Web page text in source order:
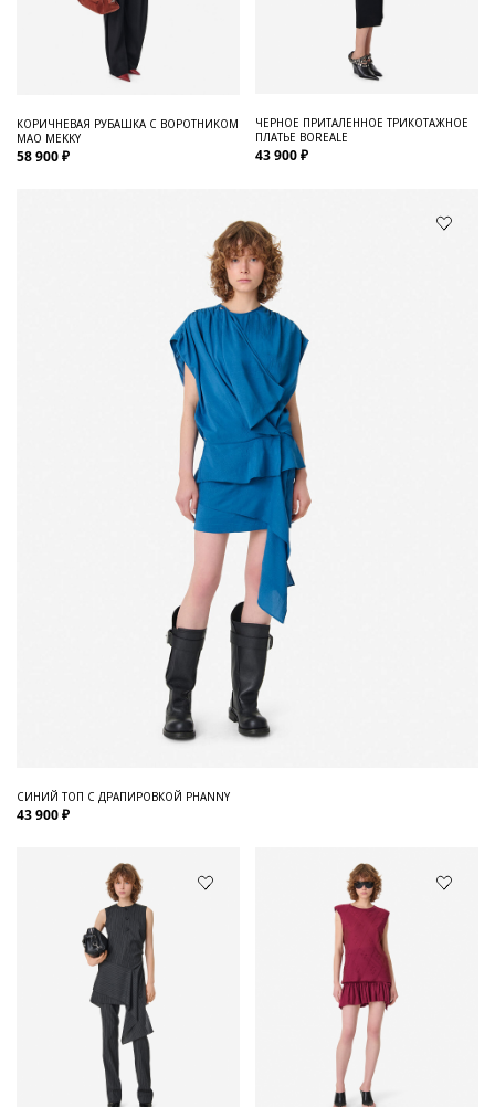
КОРИЧНЕВАЯ РУБАШКА С ВОРОТНИКОМ
МАО MEKKY
58 900 ₽
ЧЕРНОЕ ПРИТАЛЕННОЕ ТРИКОТАЖНОЕ
ПЛАТЬЕ BOREALE
43 900 ₽
СИНИЙ ТОП С ДРАПИРОВКОЙ PHANNY
43 900 ₽